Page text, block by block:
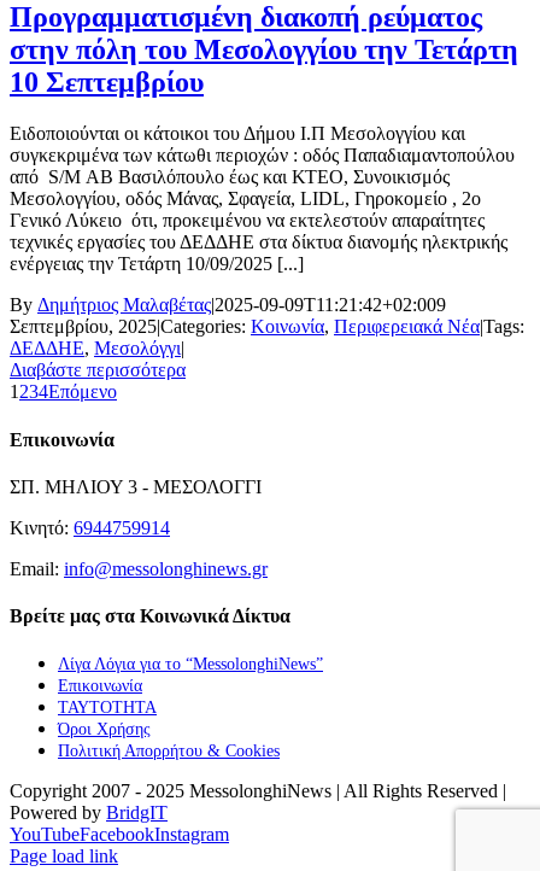
Προγραμματισμένη διακοπή ρεύματος
στην πόλη του Μεσολογγίου την Τετάρτη
10 Σεπτεμβρίου
Ειδοποιούνται οι κάτοικοι του Δήμου Ι.Π Μεσολογγίου και
συγκεκριμένα των κάτωθι περιοχών : οδός Παπαδιαμαντοπούλου
από S/M ΑΒ Βασιλόπουλο έως και ΚΤΕΟ, Συνοικισμός
Μεσολογγίου, οδός Μάνας, Σφαγεία, LIDL, Γηροκομείο , 2ο
Γενικό Λύκειο ότι, προκειμένου να εκτελεστούν απαραίτητες
τεχνικές εργασίες του ΔΕΔΔΗΕ στα δίκτυα διανομής ηλεκτρικής
ενέργειας την Τετάρτη 10/09/2025 [...]
By Δημήτριος Μαλαβέτας|2025-09-09T11:21:42+02:009
Σεπτεμβρίου, 2025|Categories: Κοινωνία, Περιφερειακά Νέα|Tags:
ΔΕΔΔΗΕ, Μεσολόγγι|
Διαβάστε περισσότερα
1 234Επόμενο
Επικοινωνία
ΣΠ. ΜΗΛΙΟΥ 3 - ΜΕΣΟΛΟΓΓΙ
Κινητό: 6944759914
Email: info@messolonghinews.gr
Βρείτε μας στα Κοινωνικά Δίκτυα
Λίγα Λόγια για το “MessolonghiNews”
Επικοινωνία
ΤΑΥΤΟΤΗΤΑ
Όροι Χρήσης
Πολιτική Απορρήτου & Cookies
Copyright 2007 - 2025 MessolonghiNews | All Rights Reserved |
Powered by BridgIT
YouTubeFacebookInstagram
Page load link